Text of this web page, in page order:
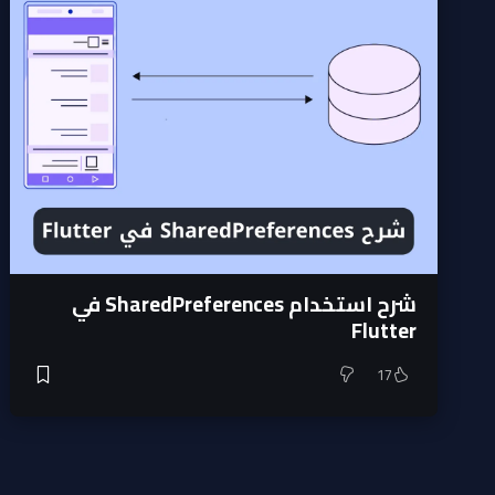
شرح استخدام SharedPreferences في
Flutter
17